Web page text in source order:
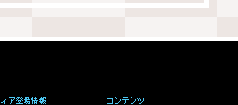
ア登場情報 コンテンツ